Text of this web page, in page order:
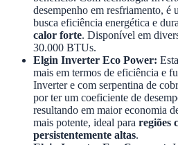
desempenho em resfriamento, é
busca eficiência energética e
calor forte. Disponível em
30.000 BTUs.
Elgin Inverter Eco Power:
mais em termos de eficiência e
Inverter e com serpentina de
por ter um coeficiente de
resultando em maior economia
mais potente, ideal para regiões
persistentemente altas.